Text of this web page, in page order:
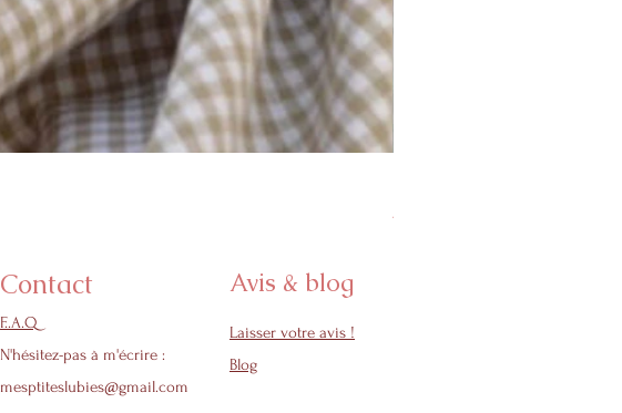
À partir de
Prix promotionnel
Contact
F..A.Q
N'hésitez-pas à m'écrire :
mesptiteslubies@gmail.com
Avis & blog
Laisser votre avis !
Blog